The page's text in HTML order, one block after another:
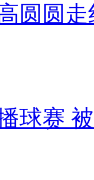
圆圆走
球赛